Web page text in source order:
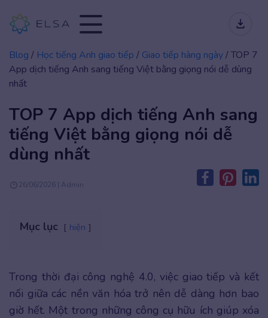
Blog / Học tiếng Anh giao tiếp / Giao tiếp hàng ngày/TOP 7
App dịch tiếng Anh sang tiếng Việt bằng giọng nói​ dễ dùng
nhất
TOP 7 App dịch tiếng Anh sang
tiếng Việt bằng giọng nói​ dễ
dùng nhất
26/06/2026 | Admin
Mục lục hiện
Trong thời đại công nghệ 4.0, việc giao tiếp và kết
nối giữa các nền văn hóa trở nên dễ dàng hơn bao
giờ hết. Một trong những công cụ hữu ích giúp xóa